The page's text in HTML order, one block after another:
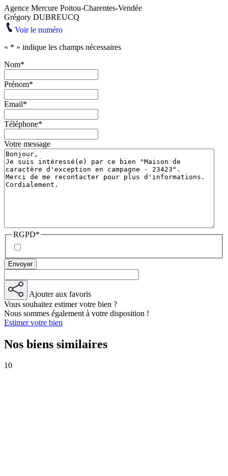
Agence Mercure Poitou-Charentes-Vendée
Grégory DUBREUCQ
Voir le numéro
« * » indique les champs nécessaires
Nom*
Prénom*
Email*
Téléphone*
Votre message
RGPD*
Ajouter aux favoris
Vous souhaitez estimer votre bien ?
Nous sommes également à votre disposition !
Estimer votre bien
Nos biens similaires
10